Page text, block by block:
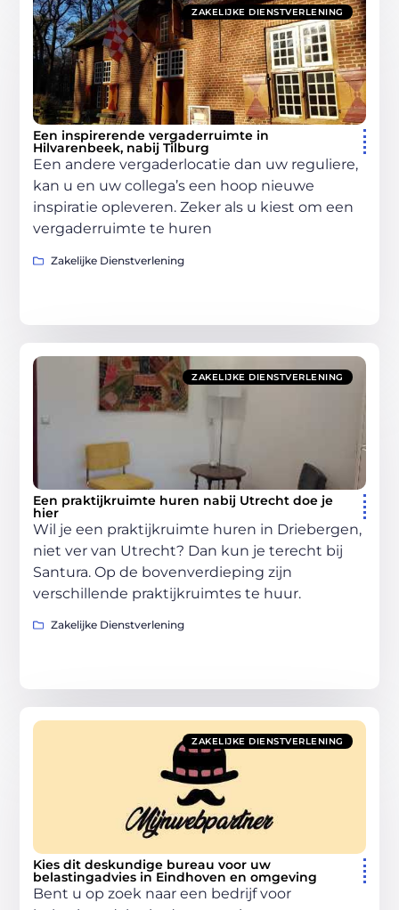
ZAKELIJKE DIENSTVERLENING
Een inspirerende vergaderruimte in
Hilvarenbeek, nabij Tilburg
Een andere vergaderlocatie dan uw reguliere,
kan u en uw collega’s een hoop nieuwe
inspiratie opleveren. Zeker als u kiest om een
vergaderruimte te huren
Zakelijke Dienstverlening
ZAKELIJKE DIENSTVERLENING
Een praktijkruimte huren nabij Utrecht doe je
hier
Wil je een praktijkruimte huren in Driebergen,
niet ver van Utrecht? Dan kun je terecht bij
Santura. Op de bovenverdieping zijn
verschillende praktijkruimtes te huur.
Zakelijke Dienstverlening
ZAKELIJKE DIENSTVERLENING
Kies dit deskundige bureau voor uw
belastingadvies in Eindhoven en omgeving
Bent u op zoek naar een bedrijf voor